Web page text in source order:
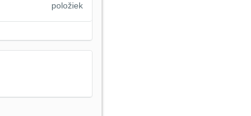
položiek